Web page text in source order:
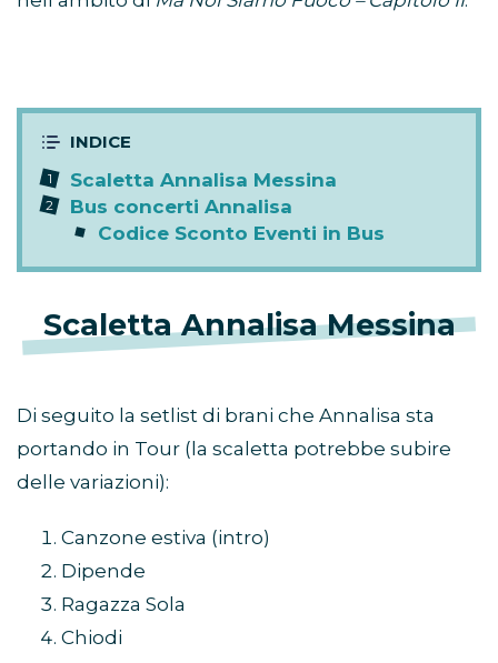
Scaletta Annalisa Messina
Bus concerti Annalisa
Codice Sconto Eventi in Bus
Scaletta Annalisa Messina
Di seguito la setlist di brani che Annalisa sta
portando in Tour (la scaletta potrebbe subire
delle variazioni):
Canzone estiva (intro)
Dipende
Ragazza Sola
Chiodi